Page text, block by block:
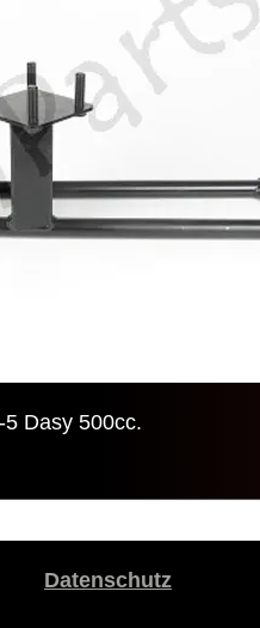
Dasy 500cc.
Datenschutz